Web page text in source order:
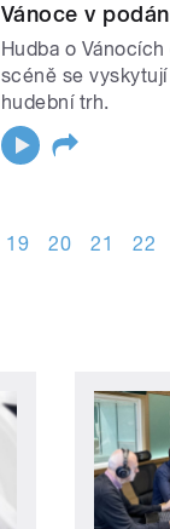
Vánoce v
Hudba o
scéně se
hudební trh.
19 20 21 22